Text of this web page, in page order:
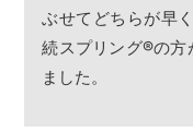
ぶせてどちらが早
続スプリング®の方
ました。